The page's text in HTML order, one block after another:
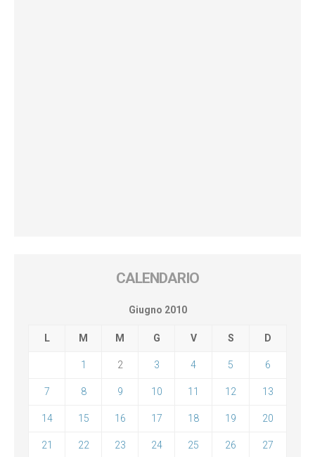
CALENDARIO
Giugno 2010
L M M G V S D
1 2 3 4 5 6
7 8 9 10 11 12 13
14 15 16 17 18 19 20
21 22 23 24 25 26 27